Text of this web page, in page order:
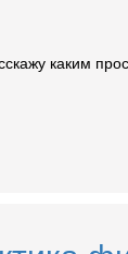
каким